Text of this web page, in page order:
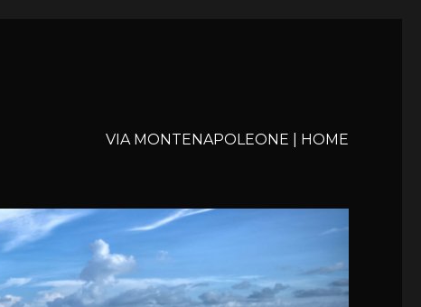
VIA MONTENAPOLEONE | HOME